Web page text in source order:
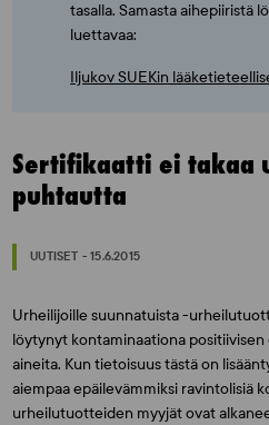
tasalla. Samasta aihepiiristä
luettavaa:
Iljukov SUEKin
Sertifikaatti ei takaa
puhtautta
UUTISET - 15.6.2015
Urheilijoille suunnatuista -
löytynyt kontaminaationa
aineita. Kun tietoisuus tästä on
aiempaa epäilevämmiksi ravintolisiä
urheilutuotteiden myyjät ovat